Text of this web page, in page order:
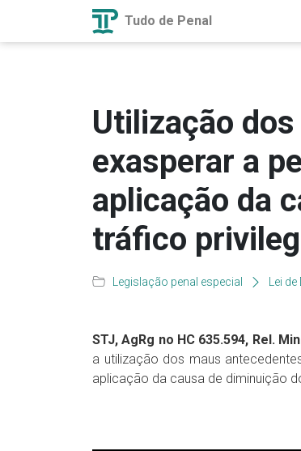
Tudo de Penal
Utilização
exasperar a
aplicação da
tráfico
Legislação penal especial Lei
STJ, AgRg no HC 635.594, Rel.
a utilização dos maus
aplicação da causa de diminuição